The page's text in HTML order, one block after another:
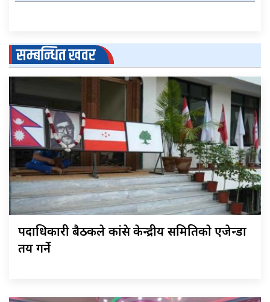
सम्बन्धित खवर
पदाधिकारी बैठकले कांग्रेस केन्द्रीय समितिकाे एजेन्डा
तय गर्ने